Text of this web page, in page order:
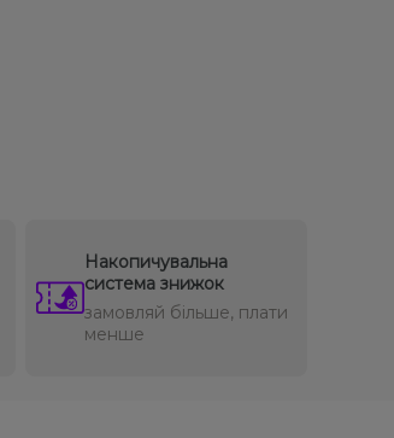
Накопичувальна
система знижок
замовляй більше, плати
менше